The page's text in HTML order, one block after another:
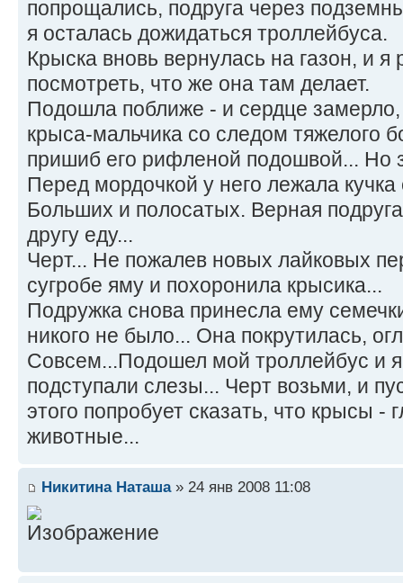
попрощались, подруга через
я осталась дожидаться троллейбуса.
Крыска вновь вернулась на газон, и
посмотреть, что же она там делает.
Подошла поближе - и сердце замерло,
крыса-мальчика со следом тяжелого
пришиб его рифленой подошвой... Но
Перед мордочкой у него лежала
Больших и полосатых. Верная
другу еду...
Черт... Не пожалев новых лайковых
сугробе яму и похоронила крысика...
Подружка снова принесла ему
никого не было... Она покрутилась,
Совсем...Подошел мой троллейбус и
подступали слезы... Черт возьми, и
этого попробует сказать, что крысы -
животные...
Никитина Наташа» 24 янв 2008 11:08